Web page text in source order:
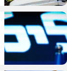
בארץ